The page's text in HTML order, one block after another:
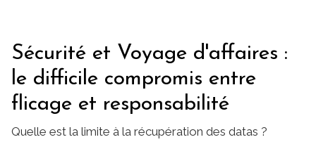
Sécurité et Voyage d'affaires :
le difficile compromis entre
flicage et responsabilité
Quelle est la limite à la récupération des datas ?